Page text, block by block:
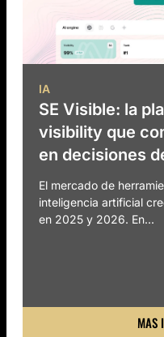
IA
SE Visible: la
visibility que
en decisiones
El mercado de
inteligencia artificial
en 2025 y 2026. En...
MAS